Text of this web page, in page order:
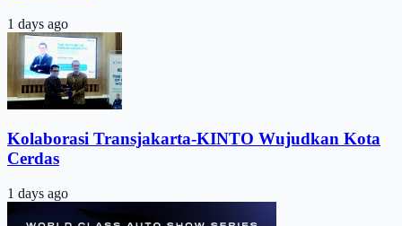
1 days ago
Kolaborasi Transjakarta-KINTO Wujudkan Kota
Cerdas
1 days ago